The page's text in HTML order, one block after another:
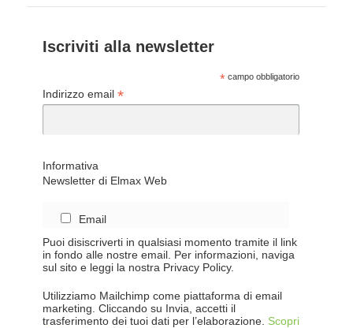
Iscriviti alla newsletter
* campo obbligatorio
Indirizzo email *
Informativa
Newsletter di Elmax Web
Email
Puoi disiscriverti in qualsiasi momento tramite il link
in fondo alle nostre email. Per informazioni, naviga
sul sito e leggi la nostra Privacy Policy.
Utilizziamo Mailchimp come piattaforma di email
marketing. Cliccando su Invia, accetti il
trasferimento dei tuoi dati per l’elaborazione. Scopri